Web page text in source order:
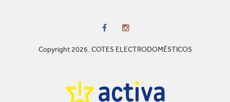
Copyright 2026. COTES ELECTRODOMÉSTICOS